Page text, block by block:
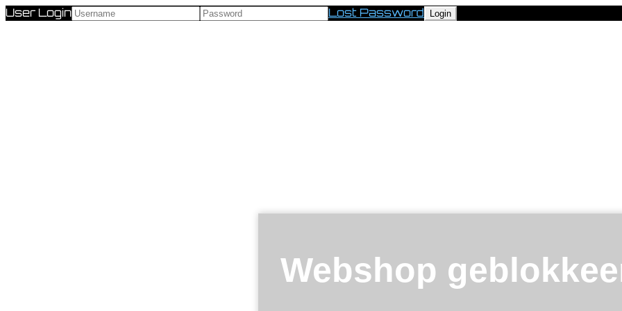
Webshop
User Login Lost Password